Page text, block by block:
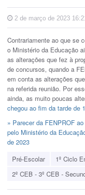
2 de março de 2023
Contrariamente ao que se
o Ministério da Educação
as alterações que fez à
de concursos, quando a
em conta as alterações
na referida reunião. Por
ainda, as muito poucas
chegou ao fim da tarde de
» Parecer da FENPROF
pelo Ministério da
de 2023
Pré-Escolar
1º Ciclo
2º CEB - 3º CEB -